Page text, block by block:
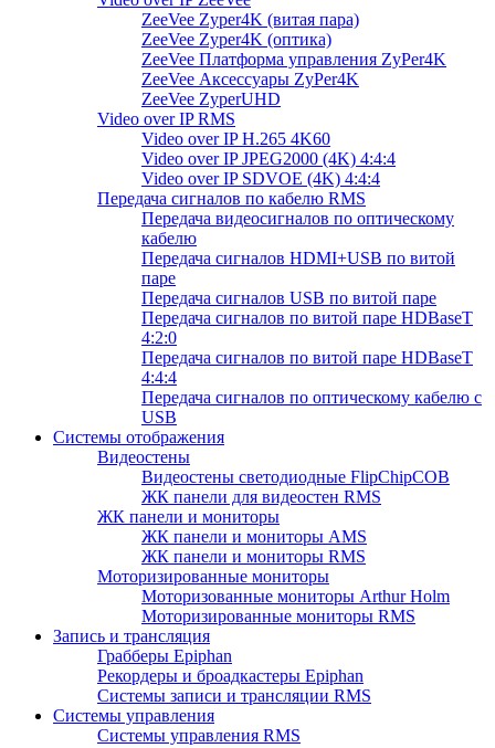
ZeeVee Zyper4K (витая пара)
ZeeVee Zyper4K (оптика)
ZeeVee Платформа управления ZyPer4K
ZeeVee Аксессуары ZyPer4K
ZeeVee ZyperUHD
Video over IP RMS
Video over IP H.265 4K60
Video over IP JPEG2000 (4K) 4:4:4
Video over IP SDVOE (4K) 4:4:4
Передача сигналов по кабелю RMS
Передача видеосигналов по оптическому
кабелю
Передача сигналов HDMI+USB по витой
паре
Передача сигналов USB по витой паре
Передача сигналов по витой паре HDBaseT
4:2:0
Передача сигналов по витой паре HDBaseT
4:4:4
Передача сигналов по оптическому кабелю с
USB
Системы отображения
Видеостены
Видеостены светодиодные FlipChipCOB
ЖК панели для видеостен RMS
ЖК панели и мониторы
ЖК панели и мониторы AMS
ЖК панели и мониторы RMS
Моторизированные мониторы
Моторизованные мониторы Arthur Holm
Моторизированные мониторы RMS
Запись и трансляция
Грабберы Epiphan
Рекордеры и броадкастеры Epiphan
Системы записи и трансляции RMS
Системы управления
Системы управления RMS